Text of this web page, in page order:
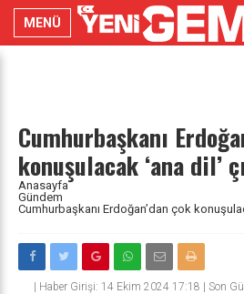
MENÜ
Cumhurbaşkanı
konuşulacak ‘ana dil’
Anasayfa
Gündem
Cumhurbaşkanı Erdoğan’dan çok
Haber Girişi: 14 Ekim 2024 17:18 | Son